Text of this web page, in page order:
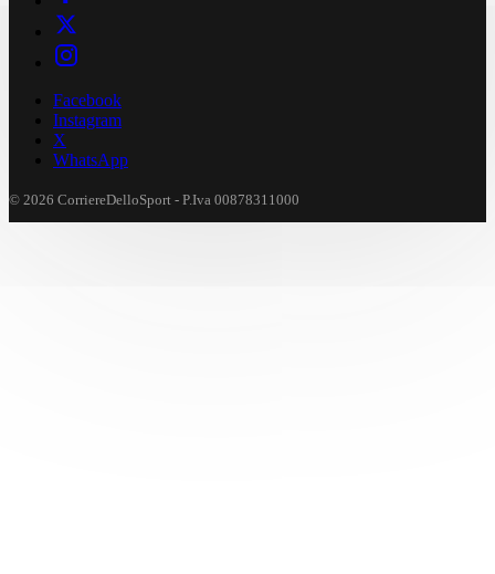
Facebook
Instagram
X
WhatsApp
© 2026 CorriereDelloSport - P.Iva 00878311000